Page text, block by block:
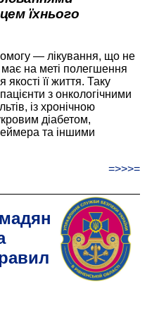
їхнього
— лікування, що не
на меті полегшення
її життя. Таку
з онкологічними
із хронічною
діабетом,
та іншими
=>>>=